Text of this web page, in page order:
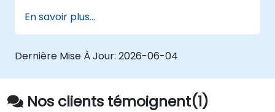
texte en texte et d'image en texte.
Construire des applications de base
pilotées par l'IA.
les options de personnalisation de Google
Gemini AI.
En savoir plus...
Dernière Mise À Jour: 2026-06-04
Nos clients témoignent(1)